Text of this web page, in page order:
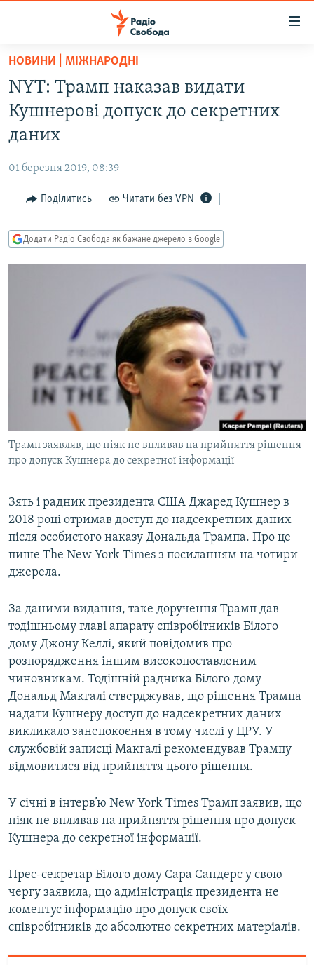
Перейти
основного
матеріалу
Перейти
до
основної
навігації
Перейти
до
пошуку
ВСЕ ЗА ДОБУ
СТАТТІ
ЕКОНОМІКА
СУСПІЛЬСТВО
РОСІЙСЬКА «ФІЛЬТРАЦІЯ»
ДОНБАС.РЕАЛІЇ
ТИ ЯК?
КИТАЙ.ВИКЛИКИ
МУЛЬТИМЕДІА
СПЕЦПРОЄКТИ
ПОДКАСТИ
КРИМ РЕАЛІЇ
РУС
КТАТ
ДОЛУЧАЙСЯ!
Усі сайти RFE/RL
НОВИНИ | МІЖНАРОДНІ
NYT: Трамп наказав видати
Кушнерові допуск до секретних
даних
01 березня 2019, 08:39
Поділитись Читати без VPN
Додати Радіо Свобода як бажане джерело в Google
Трамп заявляв, що ніяк не впливав на прийняття рішення
про допуск Кушнера до секретної інформації
Зять і радник президента США Джаред Кушнер в
2018 році отримав доступ до надсекретних даних
після особистого наказу Дональда Трампа. Про це
пише The New York Times з посиланням на чотири
джерела.
За даними видання, таке доручення Трамп дав
тодішньому главі апарату співробітників Білого
дому Джону Келлі, який повідомив про
розпорядження іншим високопоставленим
чиновникам. Тодішній радника Білого дому
Дональд Макгалі стверджував, що рішення Трампа
надати Кушнеру доступ до надсекретних даних
викликало занепокоєння в тому числі у ЦРУ. У
службовій записці Макгалі рекомендував Трампу
відмовитися від прийняття цього рішення.
У січні в інтерв’ю New York Times Трамп заявив, що
ніяк не впливав на прийняття рішення про допуск
Кушнера до секретної інформації.
Прес-секретар Білого дому Сара Сандерс у свою
чергу заявила, що адміністрація президента не
коментує інформацію про допуск своїх
співробітників до абсолютно секретних матеріалів.